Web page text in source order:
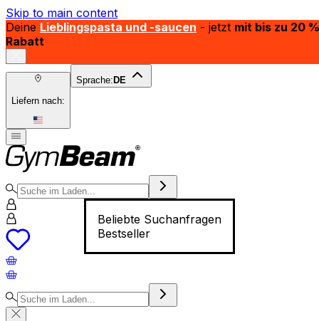
Skip to main content
Deine Lieblingspasta und -saucen - jetzt mit bis zu 20 %
Rabatt
Liefern nach:
Sprache: DE
Beliebte Suchanfragen
Bestseller